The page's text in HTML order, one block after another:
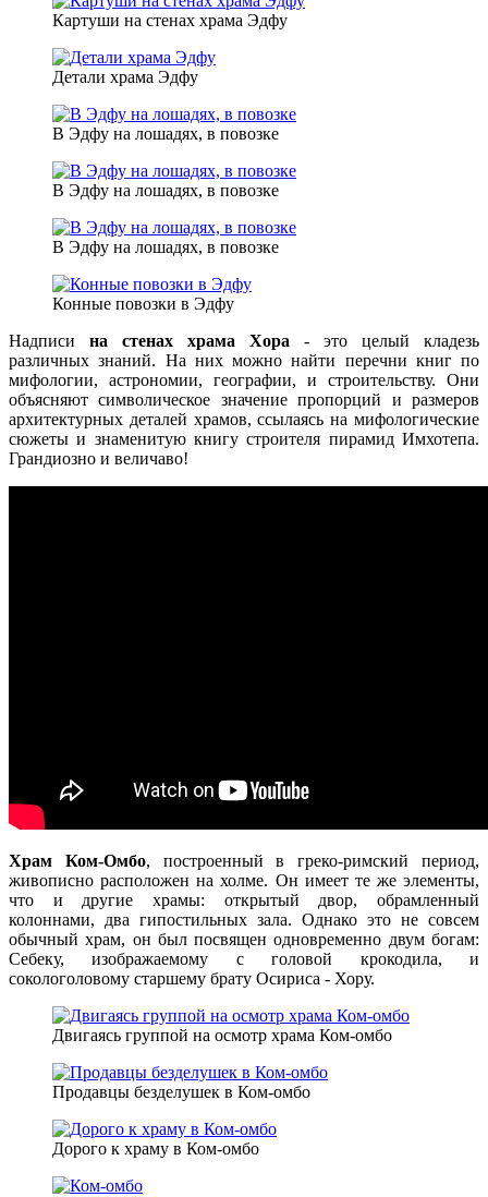
Картуши на стенах храма Эдфу
Детали храма Эдфу
В Эдфу на лошадях, в повозке
В Эдфу на лошадях, в повозке
В Эдфу на лошадях, в повозке
Конные повозки в Эдфу
Надписи на стенах храма Хора - это целый кладезь
различных знаний. На них можно найти перечни книг по
мифологии, астрономии, географии, и строительству. Они
объясняют символическое значение пропорций и размеров
архитектурных деталей храмов, ссылаясь на мифологические
сюжеты и знаменитую книгу строителя пирамид Имхотепа.
Грандиозно и величаво!
Храм Ком-Омбо, построенный в греко-римский период,
живописно расположен на холме. Он имеет те же элементы,
что и другие храмы: открытый двор, обрамленный
колоннами, два гипостильных зала. Однако это не совсем
обычный храм, он был посвящен одновременно двум богам:
Себеку, изображаемому с головой крокодила, и
сокологоловому старшему брату Осириса - Хору.
Двигаясь группой на осмотр храма Ком-омбо
Продавцы безделушек в Ком-омбо
Дорого к храму в Ком-омбо